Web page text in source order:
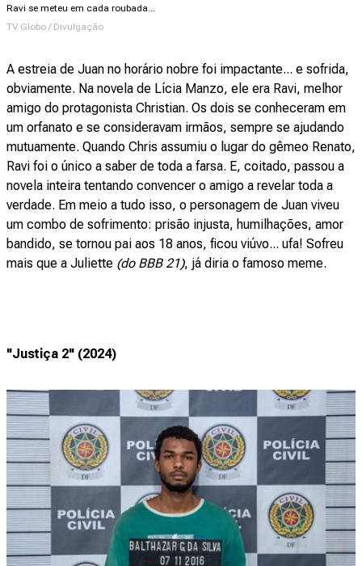
Ravi se meteu em cada roubada...
TV Globo / Divulgação
A estreia de Juan no horário nobre foi impactante... e sofrida,
obviamente. Na novela de Lícia Manzo, ele era Ravi, melhor
amigo do protagonista Christian. Os dois se conheceram em
um orfanato e se consideravam irmãos, sempre se ajudando
mutuamente. Quando Chris assumiu o lugar do gêmeo Renato,
Ravi foi o único a saber de toda a farsa. E, coitado, passou a
novela inteira tentando convencer o amigo a revelar toda a
verdade. Em meio a tudo isso, o personagem de Juan viveu
um combo de sofrimento: prisão injusta, humilhações, amor
bandido, se tornou pai aos 18 anos, ficou viúvo... ufa! Sofreu
mais que a Juliette (do BBB 21), já diria o famoso meme.
"Justiça 2" (2024)